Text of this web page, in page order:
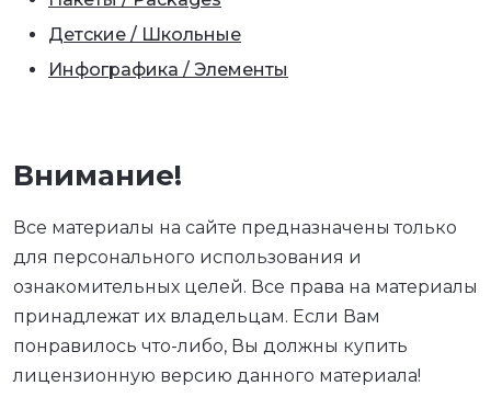
Детские / Школьные
Инфографика / Элементы
Внимание!
Все материалы на сайте предназначены только
для персонального использования и
ознакомительных целей. Все права на материалы
принадлежат их владельцам. Если Вам
понравилось что-либо, Вы должны купить
лицензионную версию данного материала!